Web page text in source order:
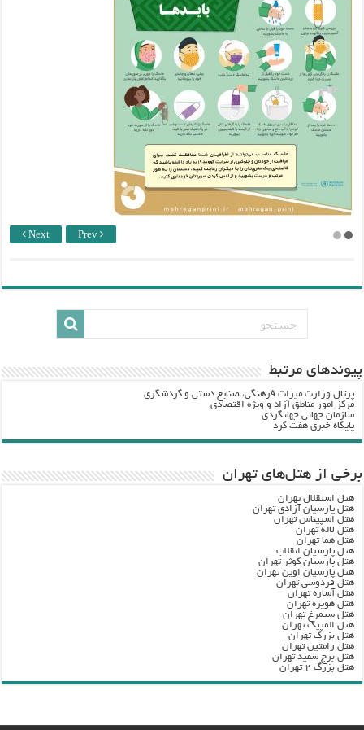
Next Prev
پيوندهاي مرتبط
پرتال وزارت ميراث فرهنگي، صنایع دستی و گردشگري
مرکز امور مناطق آزاد و ویژه اقتصادی
سازمان جهانی جهانگردی
پایگاه خبری هفت گرد
برخی از هتل‌های تهران
هتل استقلال تهران
هتل پارسیان آزادی تهران
هتل اسپیناس تهران
هتل لاله تهران
هتل هما تهران
هتل پارسیان انقلاب
هتل پارسیان کوثر تهران
هتل پارسیان اوین تهران
هتل فردوسی تهران
هتل آساره تهران
هتل هویزه تهران
هتل سیمرغ تهران
هتل المپیک تهران
هتل بزرگ تهران
هتل رامتین تهران
هتل برج سفید تهران
هتل بزرگ ۲ تهران